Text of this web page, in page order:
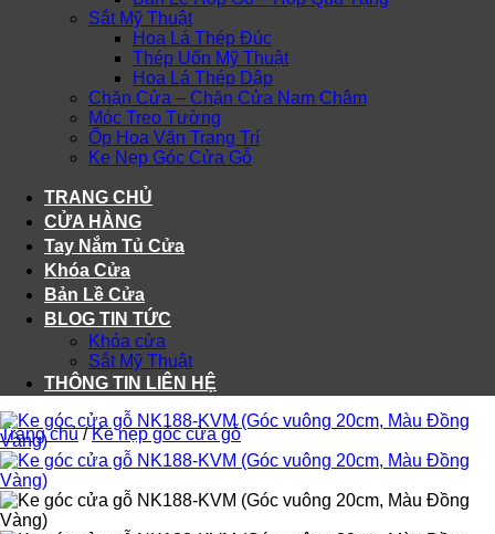
Sắt Mỹ Thuật
Hoa Lá Thép Đúc
Thép Uốn Mỹ Thuật
Hoa Lá Thép Dập
Chặn Cửa – Chặn Cửa Nam Châm
Móc Treo Tường
Ốp Hoa Văn Trang Trí
Ke Nẹp Góc Cửa Gỗ
TRANG CHỦ
CỬA HÀNG
Tay Nắm Tủ Cửa
Khóa Cửa
Bản Lề Cửa
BLOG TIN TỨC
Khóa cửa
Sắt Mỹ Thuật
THÔNG TIN LIÊN HỆ
Trang chủ / Ke nẹp góc cửa gỗ